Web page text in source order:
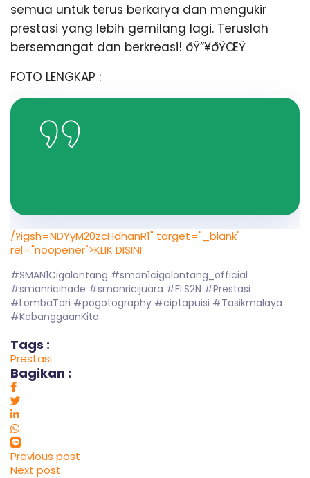
semua untuk terus berkarya dan mengukir
prestasi yang lebih gemilang lagi. Teruslah
bersemangat dan berkreasi! ðŸ”¥ðŸŒŸ
FOTO LENGKAP :
/?igsh=NDYyM20zcHdhanR1" target="_blank"
rel="noopener">KLIK DISINI
#SMAN1Cigalontang #sman1cigalontang_official
#smanricihade #smanricijuara #FLS2N #Prestasi
#LombaTari #pogotography #ciptapuisi #Tasikmalaya
#KebanggaanKita
Tags :
Prestasi
Bagikan :
Previous post
Next post